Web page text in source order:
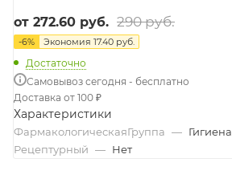
от 272.60 руб. 290 руб.
-6% Экономия 17.40 руб.
Достаточно
Самовывоз сегодня - бесплатно
Доставка от 100 ₽
Характеристики
ФармакологическаяГруппа — Гигиена
Рецептурный — Нет